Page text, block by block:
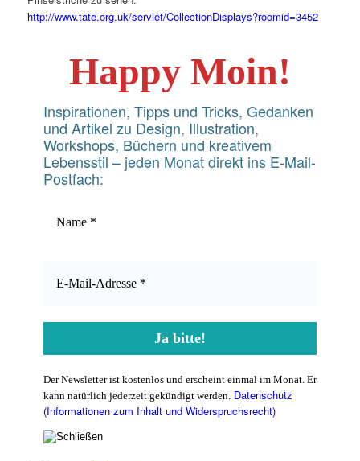
http://www.tate.org.uk/servlet/CollectionDisplays?roomid=3452
Happy Moin!
Inspirationen, Tipps und Tricks, Gedanken
und Artikel zu Design, Illustration,
Workshops, Büchern und kreativem
Lebensstil – jeden Monat direkt ins E-Mail-
Postfach:
Der Newsletter ist kostenlos und erscheint einmal im Monat. Er
kann natürlich jederzeit gekündigt werden. Datenschutz
(Informationen zum Inhalt und Widerspruchsrecht)